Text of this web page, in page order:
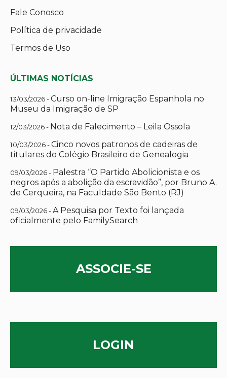
Fale Conosco
Política de privacidade
Termos de Uso
ÚLTIMAS NOTÍCIAS
13/03/2026 -Curso on-line Imigração Espanhola no
Museu da Imigração de SP
12/03/2026 - Nota de Falecimento – Leila Ossola
10/03/2026 -Cinco novos patronos de cadeiras de
titulares do Colégio Brasileiro de Genealogia
09/03/2026 - Palestra “O Partido Abolicionista e os
negros após a abolição da escravidão”, por Bruno A.
de Cerqueira, na Faculdade São Bento (RJ)
09/03/2026 -A Pesquisa por Texto foi lançada
oficialmente pelo FamilySearch
ASSOCIE-SE
LOGIN